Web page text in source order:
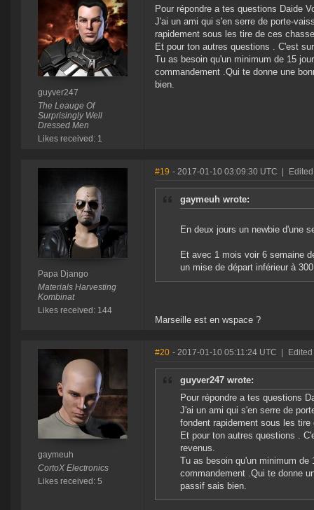
guyver247
The Leauge Of
Surprisingly Well
Dressed Men
Likes received: 1
Pour répondre a tes questions Daide
J'ai un ami qui s'en serre de porte-
rapidement sous les tire de ces
Et pour ton autres questions . C'est
Tu as besoin qu'un minimum de 15
commandement .Qui te donne une
bien.
Papa Django
Materials Harvesting
Kombinat
Likes received: 144
#19 - 2017-01-10 03:09:30 UTC
gaymeuh wrote:
En deux jours un newbie d'une
Et avec 1 mois voir 6 semaine
un mise de départ inférieur à
Marseille est en wspace ?
gaymeuh
CortoX Electronics
Likes received: 5
#20 - 2017-01-10 05:11:24 UTC
guyver247 wrote:
Pour répondre a tes questions
J'ai un ami qui s'en serre de
fondent rapidement sous les
Et pour ton autres questions .
revenus.
Tu as besoin qu'un minimum de
commandement .Qui te donne
passif sais bien.